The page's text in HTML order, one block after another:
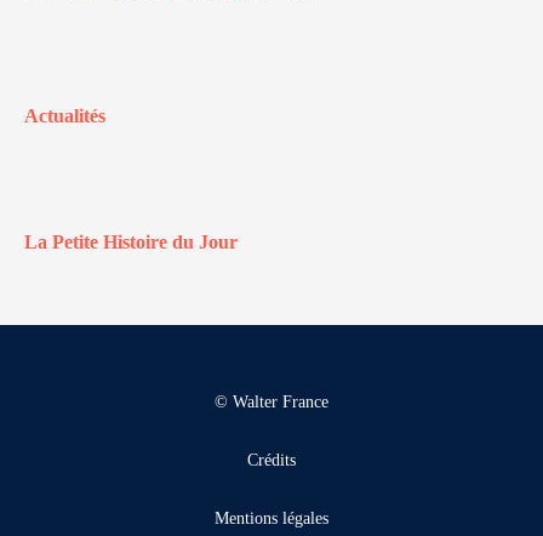
Actualités
La Petite Histoire du Jour
© Walter France
Crédits
Mentions légales